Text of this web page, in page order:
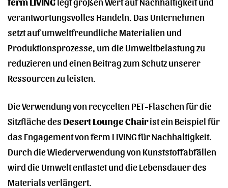
verantwortungsvolles Handeln. Das Unternehmen
setzt auf umweltfreundliche Materialien und
Produktionsprozesse, um die Umweltbelastung zu
reduzieren und einen Beitrag zum Schutz unserer
Ressourcen zu leisten.
Die Verwendung von recycelten PET-Flaschen für die
Sitzfläche des Desert Lounge Chairist ein Beispiel für
das Engagement von ferm LIVING für Nachhaltigkeit.
Durch die Wiederverwendung von Kunststoffabfällen
wird die Umwelt entlastet und die Lebensdauer des
Materials verlängert.